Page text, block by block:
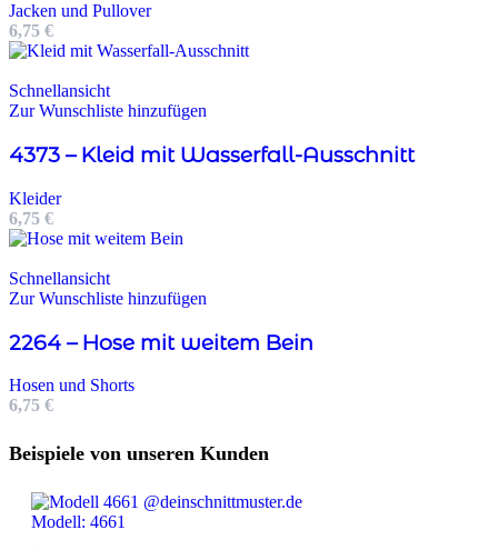
Jacken und Pullover
6,75 €
Schnellansicht
Zur Wunschliste hinzufügen
4373 – Kleid mit Wasserfall-Ausschnitt
Kleider
6,75 €
Schnellansicht
Zur Wunschliste hinzufügen
2264 – Hose mit weitem Bein
Hosen und Shorts
6,75 €
Beispiele von unseren Kunden
Modell: 4661